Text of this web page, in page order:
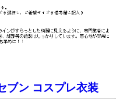
ブン コスプレ衣装